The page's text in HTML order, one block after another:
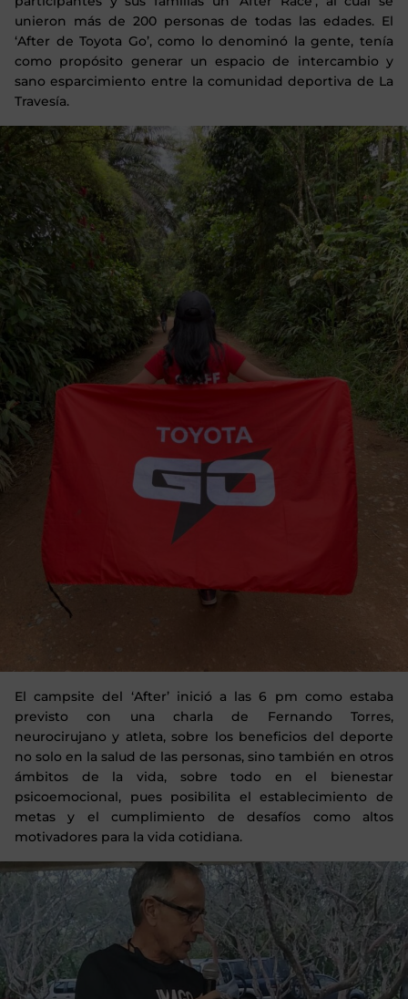
unieron más de 200 personas de todas las edades. El
‘After de Toyota Go’, como lo denominó la gente, tenía
como propósito generar un espacio de intercambio y
sano esparcimiento entre la comunidad deportiva de La
Travesía.
El campsite del ‘After’ inició a las 6 pm como estaba
previsto con una charla de Fernando Torres,
neurocirujano y atleta, sobre los beneficios del deporte
no solo en la salud de las personas, sino también en otros
ámbitos de la vida, sobre todo en el bienestar
psicoemocional, pues posibilita el establecimiento de
metas y el cumplimiento de desafíos como altos
motivadores para la vida cotidiana.